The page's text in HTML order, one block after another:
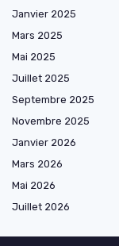
Janvier 2025
Mars 2025
Mai 2025
Juillet 2025
Septembre 2025
Novembre 2025
Janvier 2026
Mars 2026
Mai 2026
Juillet 2026